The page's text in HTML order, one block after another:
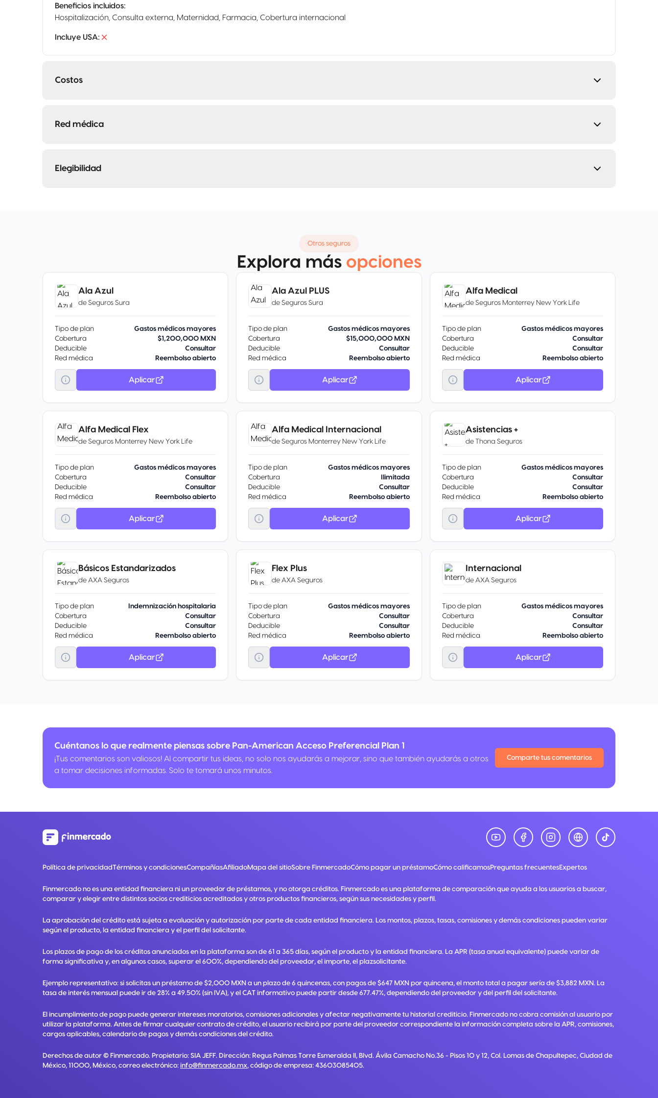
Beneficios incluidos:
Hospitalización, Consulta externa, Maternidad, Farmacia, Cobertura internacional
Incluye USA:
Costos
Red médica
Elegibilidad
Otros seguros
Explora más opciones
Ala Azul
de Seguros Sura
Tipo de plan
Gastos médicos mayores
Cobertura
$1,200,000 MXN
Deducible
Consultar
Red médica
Reembolso abierto
Aplicar
Ala Azul PLUS
de Seguros Sura
Tipo de plan
Gastos médicos mayores
Cobertura
$15,000,000 MXN
Deducible
Consultar
Red médica
Reembolso abierto
Aplicar
Alfa Medical
de Seguros Monterrey New York Life
Tipo de plan
Gastos médicos mayores
Cobertura
Consultar
Deducible
Consultar
Red médica
Reembolso abierto
Aplicar
Alfa Medical Flex
de Seguros Monterrey New York Life
Tipo de plan
Gastos médicos mayores
Cobertura
Consultar
Deducible
Consultar
Red médica
Reembolso abierto
Aplicar
Alfa Medical Internacional
de Seguros Monterrey New York Life
Tipo de plan
Gastos médicos mayores
Cobertura
Ilimitada
Deducible
Consultar
Red médica
Reembolso abierto
Aplicar
Asistencias +
de Thona Seguros
Tipo de plan
Gastos médicos mayores
Cobertura
Consultar
Deducible
Consultar
Red médica
Reembolso abierto
Aplicar
Básicos Estandarizados
de AXA Seguros
Tipo de plan
Indemnización hospitalaria
Cobertura
Consultar
Deducible
Consultar
Red médica
Reembolso abierto
Aplicar
Flex Plus
de AXA Seguros
Tipo de plan
Gastos médicos mayores
Cobertura
Consultar
Deducible
Consultar
Red médica
Reembolso abierto
Aplicar
Internacional
de AXA Seguros
Tipo de plan
Gastos médicos mayores
Cobertura
Consultar
Deducible
Consultar
Red médica
Reembolso abierto
Aplicar
Cuéntanos lo que realmente piensas sobre Pan-American Acceso Preferencial Plan 1
¡Tus comentarios son valiosos! Al compartir tus ideas, no solo nos ayudarás a mejorar, sino que también ayudarás a otros
a tomar decisiones informadas. Solo te tomará unos minutos.
Comparte tus comentarios
Política de privacidadTérminos y condicionesCompañíasAfiliadoMapa del sitioSobre FinmercadoCómo pagar un préstamoCómo calificamosPreguntas frecuentesExpertos
Finmercado no es una entidad financiera ni un proveedor de préstamos, y no otorga créditos. Finmercado es una plataforma de comparación que ayuda a los usuarios a buscar,
comparar y elegir entre distintos socios crediticios acreditados y otros productos financieros, según sus necesidades y perfil.
La aprobación del crédito está sujeta a evaluación y autorización por parte de cada entidad financiera. Los montos, plazos, tasas, comisiones y demás condiciones pueden variar
según el producto, la entidad financiera y el perfil del solicitante.
Los plazos de pago de los créditos anunciados en la plataforma son de 61 a 365 días, según el producto y la entidad financiera. La APR (tasa anual equivalente) puede variar de
forma significativa y, en algunos casos, superar el 600%, dependiendo del proveedor, el importe, el plazsolicitante.
Ejemplo representativo: si solicitas un préstamo de $2,000 MXN a un plazo de 6 quincenas, con pagos de $647 MXN por quincena, el monto total a pagar sería de $3,882 MXN. La
tasa de interés mensual puede ir de 28% a 49.50% (sin IVA), y el CAT informativo puede partir desde 677.47%, dependiendo del proveedor y del perfil del solicitante.
El incumplimiento de pago puede generar intereses moratorios, comisiones adicionales y afectar negativamente tu historial crediticio. Finmercado no cobra comisión al usuario por
utilizar la plataforma. Antes de firmar cualquier contrato de crédito, el usuario recibirá por parte del proveedor correspondiente la información completa sobre la APR, comisiones,
cargos aplicables, calendario de pagos y demás condiciones del crédito.
Derechos de autor © Finmercado. Propietario: SIA JEFF. Dirección: Regus Palmas Torre Esmeralda II, Blvd. Ávila Camacho No.36 - Pisos 10 y 12, Col. Lomas de Chapultepec, Ciudad de
México, 11000, México, correo electrónico: info@finmercado.mx, código de empresa: 43603085405.